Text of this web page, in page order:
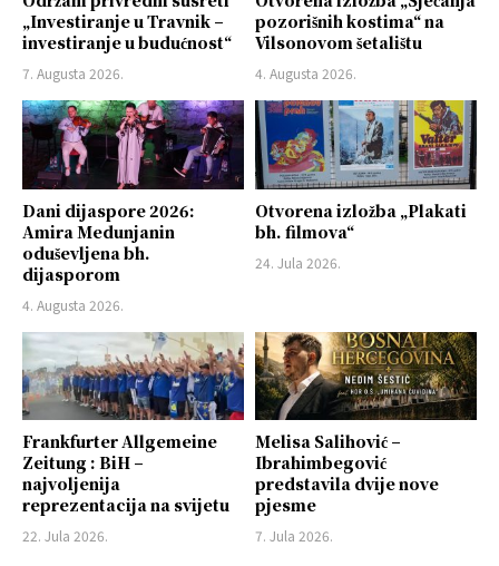
„Investiranje u Travnik –
investiranje u budućnost“
7. Augusta 2026.
pozorišnih kostima“ na
Vilsonovom šetalištu
4. Augusta 2026.
Dani dijaspore 2026:
Amira Medunjanin
oduševljena bh.
dijasporom
4. Augusta 2026.
Otvorena izložba „Plakati
bh. filmova“
24. Jula 2026.
Frankfurter Allgemeine
Zeitung : BiH –
najvoljenija
reprezentacija na svijetu
22. Jula 2026.
Melisa Salihović –
Ibrahimbegović
predstavila dvije nove
pjesme
7. Jula 2026.